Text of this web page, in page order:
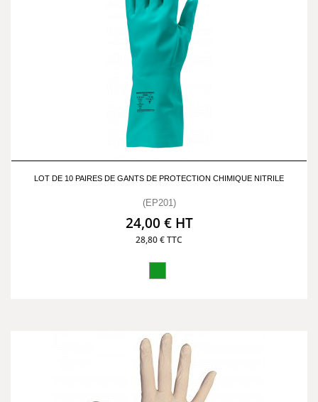
LOT DE 10 PAIRES DE GANTS DE PROTECTION CHIMIQUE NITRILE
(EP201)
24,00 € HT
28,80 € TTC